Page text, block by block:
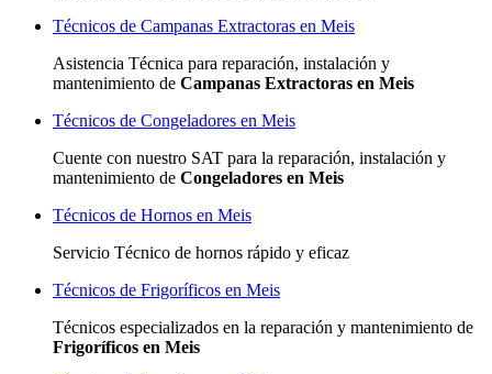
Técnicos de Campanas Extractoras en Meis
Asistencia Técnica para reparación, instalación y
mantenimiento de Campanas Extractoras en Meis
Técnicos de Congeladores en Meis
Cuente con nuestro SAT para la reparación, instalación y
mantenimiento de Congeladores en Meis
Técnicos de Hornos en Meis
Servicio Técnico de hornos rápido y eficaz
Técnicos de Frigoríficos en Meis
Técnicos especializados en la reparación y mantenimiento de
Frigoríficos en Meis